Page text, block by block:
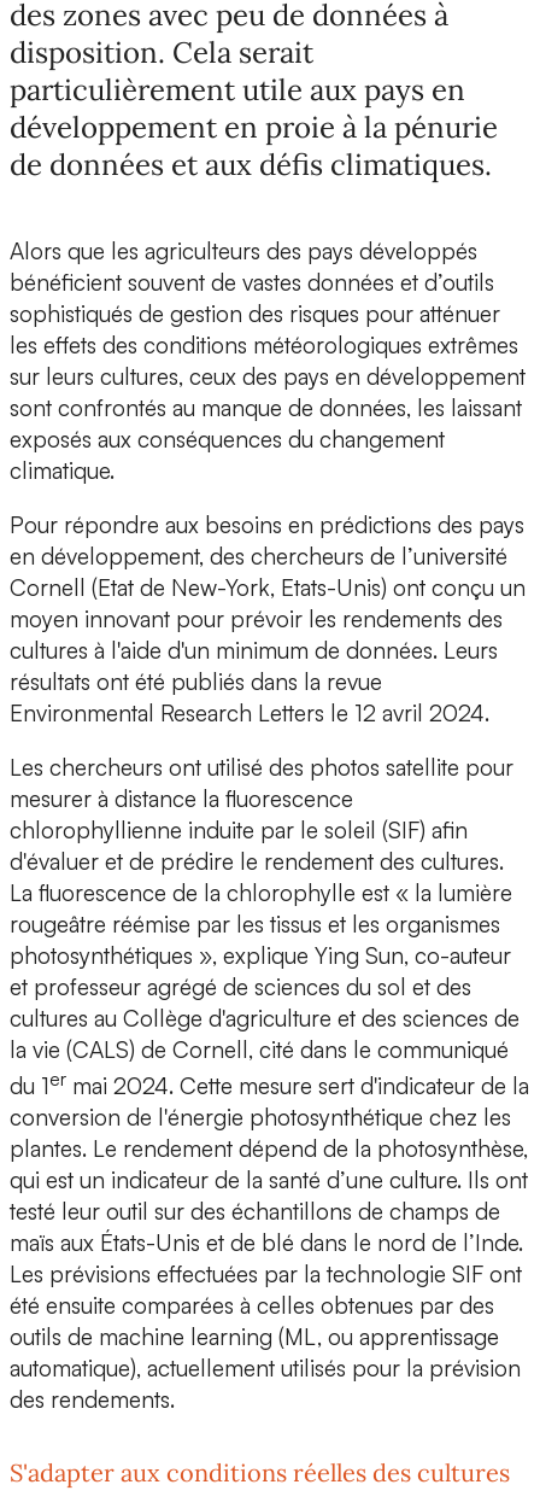
des zones avec peu de données à
disposition. Cela serait
particulièrement utile aux pays en
développement en proie à la pénurie
de données et aux défis climatiques.
Alors que les agriculteurs des pays développés
bénéficient souvent de vastes données et d’outils
sophistiqués de gestion des risques pour atténuer
les effets des conditions météorologiques extrêmes
sur leurs cultures, ceux des pays en développement
sont confrontés au manque de données, les laissant
exposés aux conséquences du changement
climatique.
Pour répondre aux besoins en prédictions des pays
en développement, des chercheurs de l’université
Cornell (Etat de New-York, Etats-Unis) ont conçu un
moyen innovant pour prévoir les rendements des
cultures à l'aide d'un minimum de données. Leurs
résultats ont été publiés dans la revue
Environmental Research Letters le 12 avril 2024.
Les chercheurs ont utilisé des photos satellite pour
mesurer à distance la fluorescence
chlorophyllienne induite par le soleil (SIF) afin
d'évaluer et de prédire le rendement des cultures.
La fluorescence de la chlorophylle est « la lumière
rougeâtre réémise par les tissus et les organismes
photosynthétiques », explique Ying Sun, co-auteur
et professeur agrégé de sciences du sol et des
cultures au Collège d'agriculture et des sciences de
la vie (CALS) de Cornell, cité dans le communiqué
du 1er mai 2024. Cette mesure sert d'indicateur de la
conversion de l'énergie photosynthétique chez les
plantes. Le rendement dépend de la photosynthèse,
qui est un indicateur de la santé d’une culture. Ils ont
testé leur outil sur des échantillons de champs de
maïs aux États-Unis et de blé dans le nord de l’Inde.
Les prévisions effectuées par la technologie SIF ont
été ensuite comparées à celles obtenues par des
outils de machine learning (ML, ou apprentissage
automatique), actuellement utilisés pour la prévision
des rendements.
S'adapter aux conditions réelles des cultures